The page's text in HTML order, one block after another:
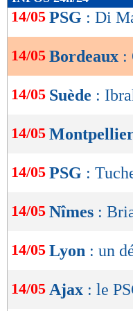
de
OK
14/05 PSG : Di
14/05 Bordeaux :
14/05 Suède :
14/05
14/05 PSG :
14/05 Nîmes :
14/05 Lyon : un
14/05 Ajax : le